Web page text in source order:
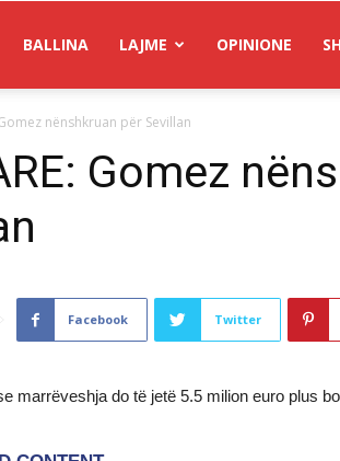
BALLINA LAJME OPINIONE
Gomez nënshkruan për Sevillan
Gomez
Facebook Twitter
marrëveshja do të jetë 5.5 milion euro plus